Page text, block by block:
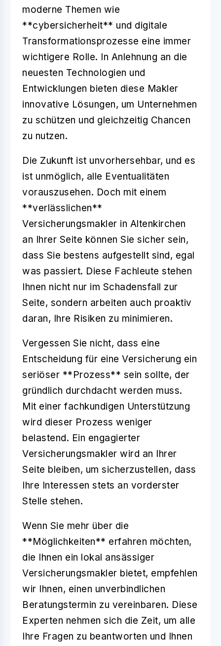
moderne Themen wie
**cybersicherheit** und digitale
Transformationsprozesse eine immer
wichtigere Rolle. In Anlehnung an die
neuesten Technologien und
Entwicklungen bieten diese Makler
innovative Lösungen, um Unternehmen
zu schützen und gleichzeitig Chancen
zu nutzen.
Die Zukunft ist unvorhersehbar, und es
ist unmöglich, alle Eventualitäten
vorauszusehen. Doch mit einem
**verlässlichen**
Versicherungsmakler in Altenkirchen
an Ihrer Seite können Sie sicher sein,
dass Sie bestens aufgestellt sind, egal
was passiert. Diese Fachleute stehen
Ihnen nicht nur im Schadensfall zur
Seite, sondern arbeiten auch proaktiv
daran, Ihre Risiken zu minimieren.
Vergessen Sie nicht, dass eine
Entscheidung für eine Versicherung ein
seriöser **Prozess** sein sollte, der
gründlich durchdacht werden muss.
Mit einer fachkundigen Unterstützung
wird dieser Prozess weniger
belastend. Ein engagierter
Versicherungsmakler wird an Ihrer
Seite bleiben, um sicherzustellen, dass
Ihre Interessen stets an vorderster
Stelle stehen.
Wenn Sie mehr über die
**Möglichkeiten** erfahren möchten,
die Ihnen ein lokal ansässiger
Versicherungsmakler bietet, empfehlen
wir Ihnen, einen unverbindlichen
Beratungstermin zu vereinbaren. Diese
Experten nehmen sich die Zeit, um alle
Ihre Fragen zu beantworten und Ihnen